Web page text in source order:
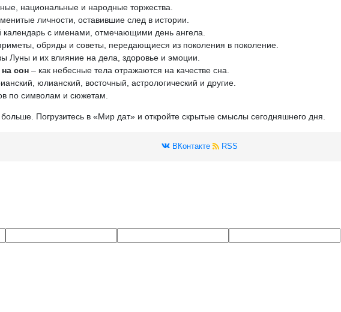
национальные и народные торжества.
личности, оставившие след в истории.
календарь с именами, отмечающими день ангела.
обряды и советы, передающиеся из поколения в поколение.
Луны и их влияние на дела, здоровье и эмоции.
сон – как небесные тела отражаются на качестве сна.
юлианский, восточный, астрологический и другие.
по символам и сюжетам.
Погрузитесь в «Мир дат» и откройте скрытые смыслы сегодняшнего дня.
ВКонтакте RSS